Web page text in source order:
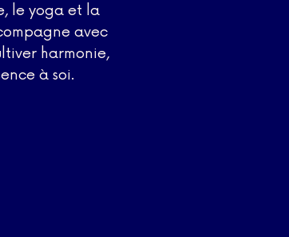
le yoga et la
avec
harmonie,
à soi.